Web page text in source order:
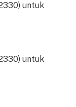
untuk
untuk